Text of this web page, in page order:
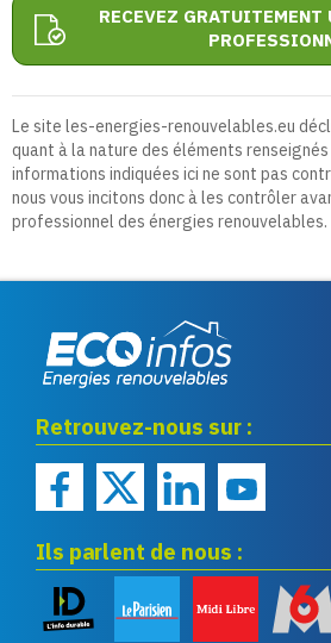
RECEVEZ GRATUITEMENT
Le site les-energies-renouvelables.eu
quant à la nature des éléments
informations indiquées ici ne sont pas
nous vous incitons donc à les contrôler
professionnel des énergies renouvelables.
renouvelables
Retrouvez-nous sur :
Ils parlent de nous :